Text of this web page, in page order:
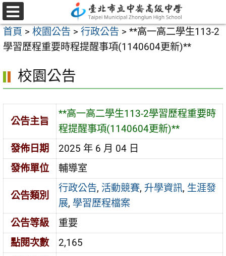
跳
至
主
要
容
選
單
首頁 > 校園公告 > 行政公告 > **高一高二學生113-2
學習歷程重要時程提醒事項(1140604更新)**
校園公告
公告主旨
**高一高二學生113-2學習歷程重要時
程提醒事項(1140604更新)**
發佈日期
2025 年 6 月 04 日
發佈單位
輔導室
公告類別
行政公告, 活動競賽, 升學資訊, 生涯發
展, 學習歷程檔案
公告等級
重要
點閱次數
2,165